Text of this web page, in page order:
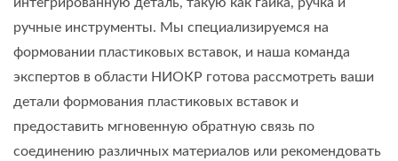
ручные инструменты. Мы специализируемся на
формовании пластиковых вставок, и наша команда
экспертов в области НИОКР готова рассмотреть ваши
детали формования пластиковых вставок и
предоставить мгновенную обратную связь по
соединению различных материалов или рекомендовать